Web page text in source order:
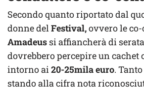
Secondo quanto riportato dal
donne del Festival,ovvero le
Amadeus si affiancherà di
dovrebbero percepire un cachet
intorno ai 20-25mila euro.
stando alla cifra nota